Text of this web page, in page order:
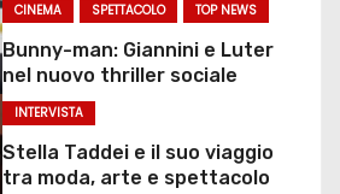
CINEMA SPETTACOLO TOP NEWS
Bunny-man: Giannini e Luter
nel nuovo thriller sociale
INTERVISTA
Stella Taddei e il suo viaggio
tra moda, arte e spettacolo